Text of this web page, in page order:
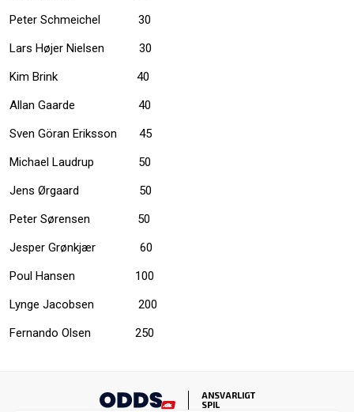
Peter Schmeichel 30
Lars Højer Nielsen 30
Kim Brink 40
Allan Gaarde 40
Sven Göran Eriksson 45
Michael Laudrup 50
Jens Ørgaard 50
Peter Sørensen 50
Jesper Grønkjær 60
Poul Hansen 100
Lynge Jacobsen 200
Fernando Olsen 250
ANSVARLIGT
SPIL